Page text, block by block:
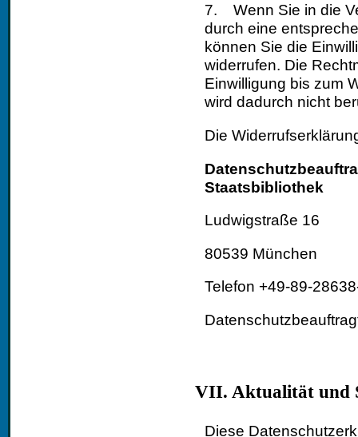
7. Wenn Sie in die
durch eine
können Sie die
widerrufen. Die
Einwilligung bis zum
wird dadurch nicht
Die
Staatsbibliothek
Ludwigstraße 16
80539 München
Telefon +49-89-
VII. Aktualität und
Diese